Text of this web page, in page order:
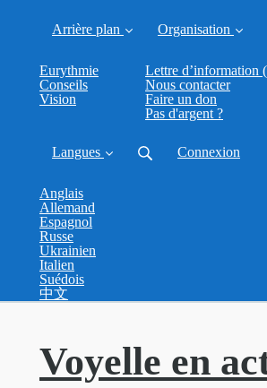
Arrière plan
Eurythmie
Conseils
Vision
Organisation
Lettre d’information
Nous contacter
Faire un don
Pas d'argent ?
Langues
Anglais
Allemand
Espagnol
Russe
Ukrainien
Italien
Suédois
中文
Connexion
Voyelle en